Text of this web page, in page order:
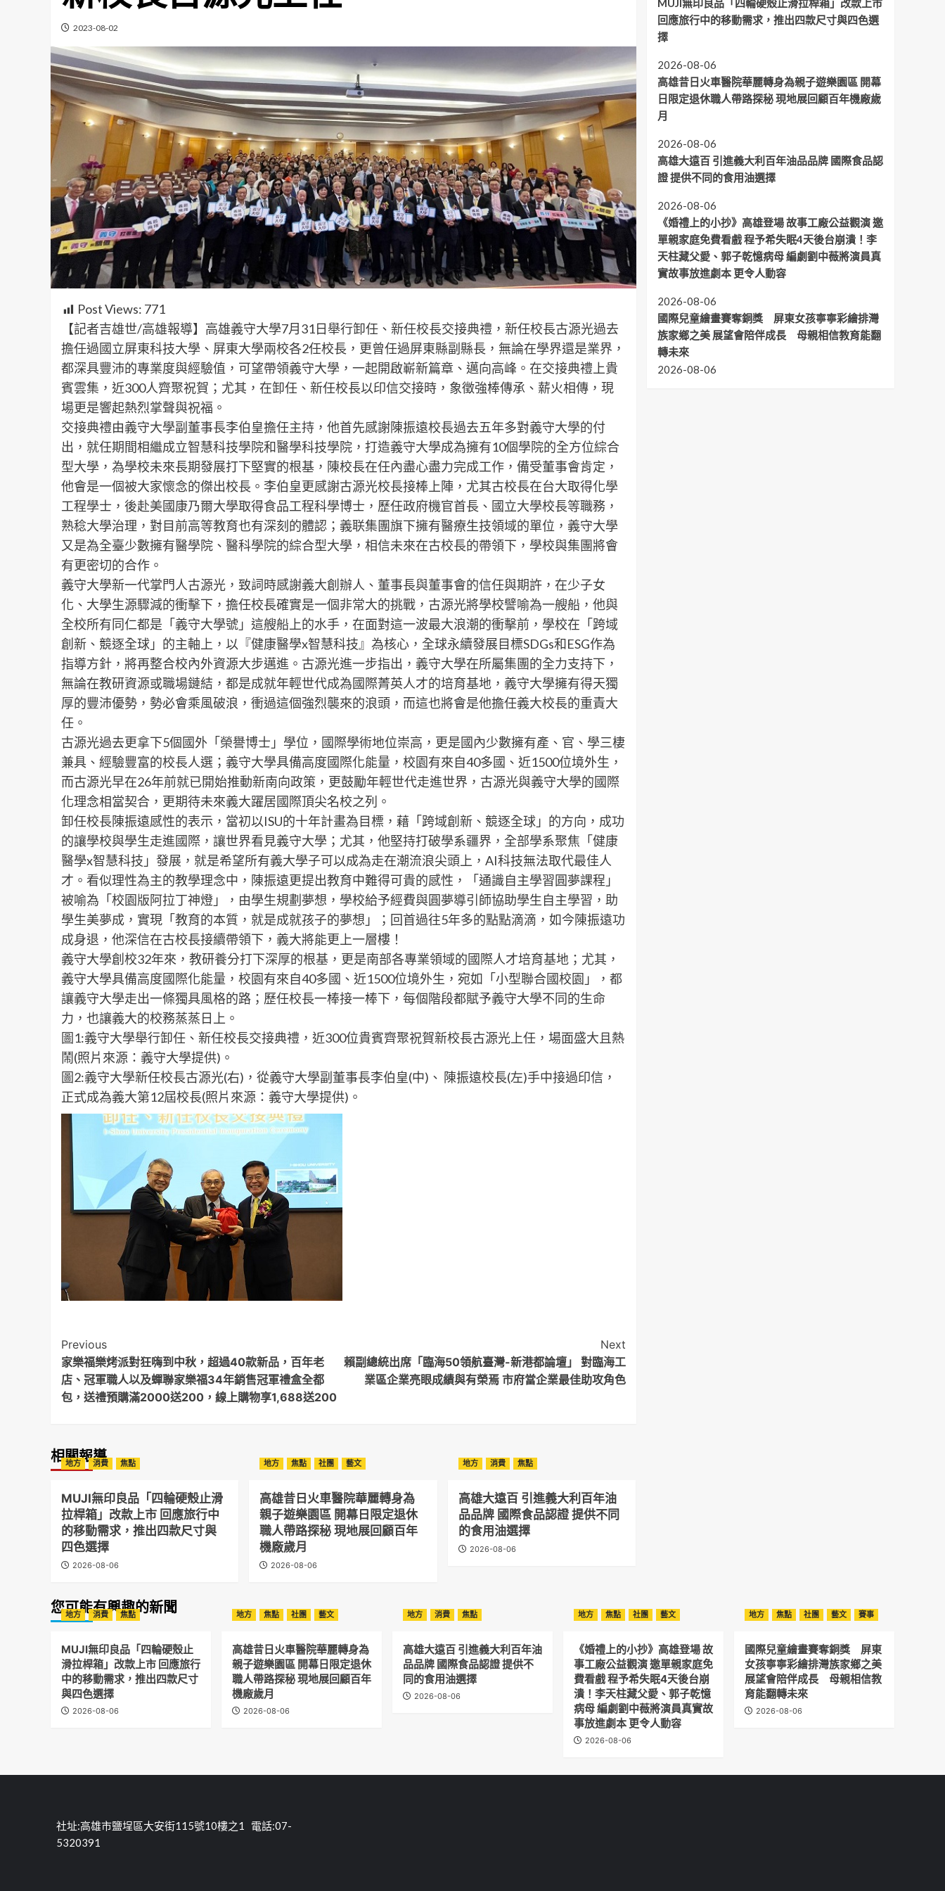
2023-08-02
Post Views: 771
【記者吉雄世/高雄報導】高雄義守大學7月31日舉行卸任、新任校長交接典禮，新任校長古源光過去
擔任過國立屏東科技大學、屏東大學兩校各2任校長，更曾任過屏東縣副縣長，無論在學界還是業界，
都深具豐沛的專業度與經驗值，可望帶領義守大學，一起開啟嶄新篇章、邁向高峰。在交接典禮上貴
賓雲集，近300人齊聚祝賀；尤其，在卸任、新任校長以印信交接時，象徵強棒傳承、薪火相傳，現
場更是響起熱烈掌聲與祝福。
交接典禮由義守大學副董事長李伯皇擔任主持，他首先感謝陳振遠校長過去五年多對義守大學的付
出，就任期間相繼成立智慧科技學院和醫學科技學院，打造義守大學成為擁有10個學院的全方位綜合
型大學，為學校未來長期發展打下堅實的根基，陳校長在任內盡心盡力完成工作，備受董事會肯定，
他會是一個被大家懷念的傑出校長。李伯皇更感謝古源光校長接棒上陣，尤其古校長在台大取得化學
工程學士，後赴美國康乃爾大學取得食品工程科學博士，歷任政府機官首長、國立大學校長等職務，
熟稔大學治理，對目前高等教育也有深刻的體認；義联集團旗下擁有醫療生技領域的單位，義守大學
又是為全臺少數擁有醫學院、醫科學院的綜合型大學，相信未來在古校長的帶領下，學校與集團將會
有更密切的合作。
義守大學新一代掌門人古源光，致詞時感謝義大創辦人、董事長與董事會的信任與期許，在少子女
化、大學生源驟減的衝擊下，擔任校長確實是一個非常大的挑戰，古源光將學校譬喻為一艘船，他與
全校所有同仁都是「義守大學號」這艘船上的水手，在面對這一波最大浪潮的衝擊前，學校在「跨域
創新、競逐全球」的主軸上，以『健康醫學x智慧科技』為核心，全球永續發展目標SDGs和ESG作為
指導方針，將再整合校內外資源大步邁進。古源光進一步指出，義守大學在所屬集團的全力支持下，
無論在教研資源或職場鏈結，都是成就年輕世代成為國際菁英人才的培育基地，義守大學擁有得天獨
厚的豐沛優勢，勢必會乘風破浪，衝過這個強烈襲來的浪頭，而這也將會是他擔任義大校長的重責大
任。
古源光過去更拿下5個國外「榮譽博士」學位，國際學術地位崇高，更是國內少數擁有產、官、學三棲
兼具、經驗豐富的校長人選；義守大學具備高度國際化能量，校園有來自40多國、近1500位境外生，
而古源光早在26年前就已開始推動新南向政策，更鼓勵年輕世代走進世界，古源光與義守大學的國際
化理念相當契合，更期待未來義大躍居國際頂尖名校之列。
卸任校長陳振遠感性的表示，當初以ISU的十年計畫為目標，藉「跨域創新、競逐全球」的方向，成功
的讓學校與學生走進國際，讓世界看見義守大學；尤其，他堅持打破學系疆界，全部學系聚焦「健康
醫學x智慧科技」發展，就是希望所有義大學子可以成為走在潮流浪尖頭上，AI科技無法取代最佳人
才。看似理性為主的教學理念中，陳振遠更提出教育中難得可貴的感性，「通識自主學習圓夢課程」
被喻為「校園版阿拉丁神燈」，由學生規劃夢想，學校給予經費與圓夢導引師協助學生自主學習，助
學生美夢成，實現「教育的本質，就是成就孩子的夢想」；回首過往5年多的點點滴滴，如今陳振遠功
成身退，他深信在古校長接續帶領下，義大將能更上一層樓！
義守大學創校32年來，教研養分打下深厚的根基，更是南部各專業領域的國際人才培育基地；尤其，
義守大學具備高度國際化能量，校園有來自40多國、近1500位境外生，宛如「小型聯合國校園」，都
讓義守大學走出一條獨具風格的路；歷任校長一棒接一棒下，每個階段都賦予義守大學不同的生命
力，也讓義大的校務蒸蒸日上。
圖1:義守大學舉行卸任、新任校長交接典禮，近300位貴賓齊聚祝賀新校長古源光上任，場面盛大且熱
鬧(照片來源：義守大學提供)。
圖2:義守大學新任校長古源光(右)，從義守大學副董事長李伯皇(中)、 陳振遠校長(左)手中接過印信，
正式成為義大第12屆校長(照片來源：義守大學提供)。
Post
Navigation
Previous
家樂福樂烤派對狂嗨到中秋，超過40款新品，百年老
店、冠軍職人以及蟬聯家樂福34年銷售冠軍禮盒全都
包，送禮預購滿2000送200，線上購物享1,688送200
Next
賴副總統出席「臨海50領航臺灣-新港都論壇」 對臨海工
業區企業亮眼成績與有榮焉 市府當企業最佳助攻角色
相關報導
地方 消費 焦點
MUJI無印良品「四輪硬殼止滑
拉桿箱」改款上市 回應旅行中
的移動需求，推出四款尺寸與
四色選擇
2026-08-06
地方 焦點 社團 藝文
高雄昔日火車醫院華麗轉身為
親子遊樂園區 開幕日限定退休
職人帶路探秘 現地展回顧百年
機廠歲月
2026-08-06
地方 消費 焦點
高雄大遠百 引進義大利百年油
品品牌 國際食品認證 提供不同
的食用油選擇
2026-08-06
MUJI無印良品「四輪硬殼止滑拉桿箱」改款上市
回應旅行中的移動需求，推出四款尺寸與四色選
擇
2026-08-06
高雄昔日火車醫院華麗轉身為親子遊樂園區 開幕
日限定退休職人帶路探秘 現地展回顧百年機廠歲
月
2026-08-06
高雄大遠百 引進義大利百年油品品牌 國際食品認
證 提供不同的食用油選擇
2026-08-06
《婚禮上的小抄》高雄登場 故事工廠公益觀演 邀
單親家庭免費看戲 程予希失眠4天後台崩潰！李
天柱藏父愛、郭子乾憶病母 編劇劉中薇將演員真
實故事放進劇本 更令人動容
2026-08-06
國際兒童繪畫賽奪銅獎 屏東女孩寧寧彩繪排灣
族家鄉之美 展望會陪伴成長 母親相信教育能翻
轉未來
2026-08-06
您可能有興趣的新聞
地方 消費 焦點
MUJI無印良品「四輪硬殼止
滑拉桿箱」改款上市 回應旅行
中的移動需求，推出四款尺寸
與四色選擇
2026-08-06
地方 焦點 社團 藝文
高雄昔日火車醫院華麗轉身為
親子遊樂園區 開幕日限定退休
職人帶路探秘 現地展回顧百年
機廠歲月
2026-08-06
地方 消費 焦點
高雄大遠百 引進義大利百年油
品品牌 國際食品認證 提供不
同的食用油選擇
2026-08-06
地方 焦點 社團 藝文
《婚禮上的小抄》高雄登場 故
事工廠公益觀演 邀單親家庭免
費看戲 程予希失眠4天後台崩
潰！李天柱藏父愛、郭子乾憶
病母 編劇劉中薇將演員真實故
事放進劇本 更令人動容
2026-08-06
地方 焦點 社團 藝文 賽事
國際兒童繪畫賽奪銅獎 屏東
女孩寧寧彩繪排灣族家鄉之美
展望會陪伴成長 母親相信教
育能翻轉未來
2026-08-06
社址:高雄市鹽埕區大安街115號10樓之1 電話:07-
5320391